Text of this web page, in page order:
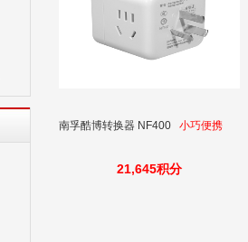
南孚酷博转换器 NF400 小巧便携
21,645积分